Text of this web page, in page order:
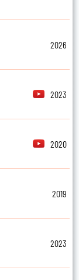
2026
2023
2020
2019
2023